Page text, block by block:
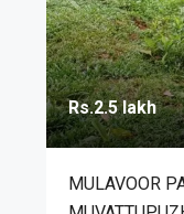
Rs.2.5 lakh
MULAVOOR